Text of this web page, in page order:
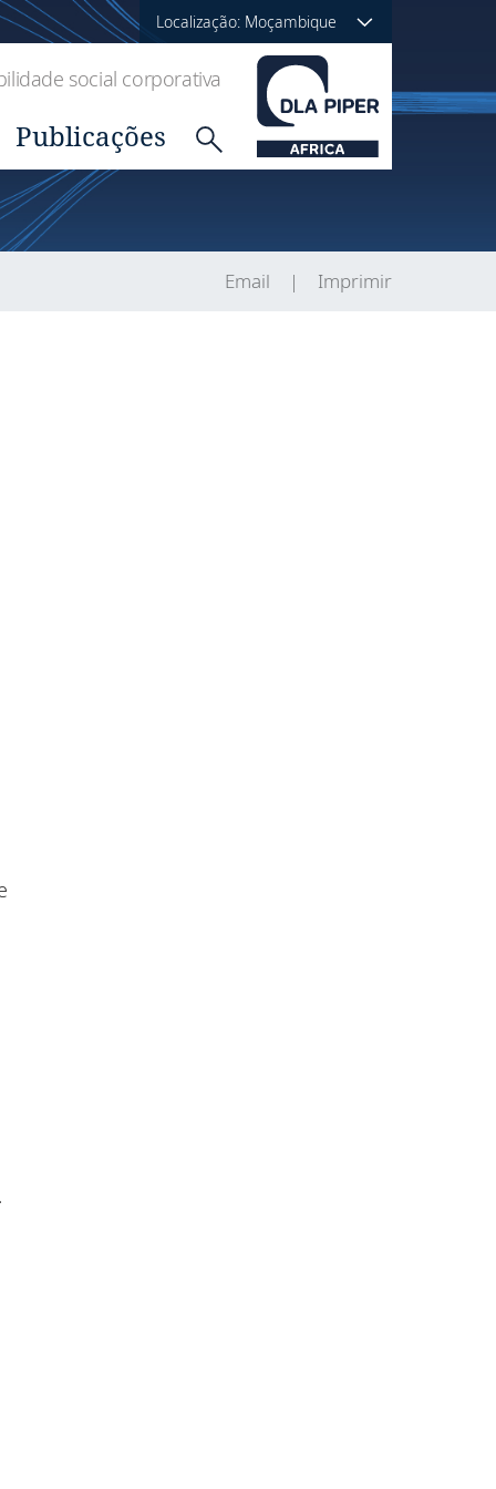
Localização: Moçambique
social corporativa
Publicações
Email Imprimir